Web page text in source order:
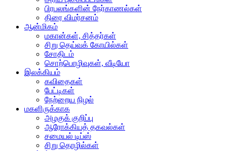
பிரபலங்களின் நேர்காணல்கள்
திரை விமர்சனம்
ஆன்மிகம்
மகான்கள், சித்தர்கள்
சிறு தெய்வக் கோயில்கள்
சோதிடம்
சொற்பொழிவுகள், வீடியோ
இலக்கியம்
கவிதைகள்
பேட்டிகள்
நேற்றைய நிழல்
மகளிருக்காக
அழகுக் குறிப்பு
ஆரோக்கியத் தகவல்கள்
சமையல் டிப்ஸ்
சிறு தொழில்கள்